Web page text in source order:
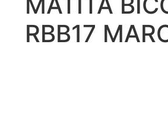
RBB17